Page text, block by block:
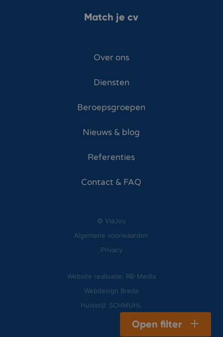
Open filter
Match je cv
Over ons
Diensten
Beroepsgroepen
Nieuws & blog
Referenties
Contact & FAQ
© ViaJou
Algemene voorwaarden
Privacy
Website realisatie: RB-Media
Webdesign Breda
Huisstijl: SCHMUHL